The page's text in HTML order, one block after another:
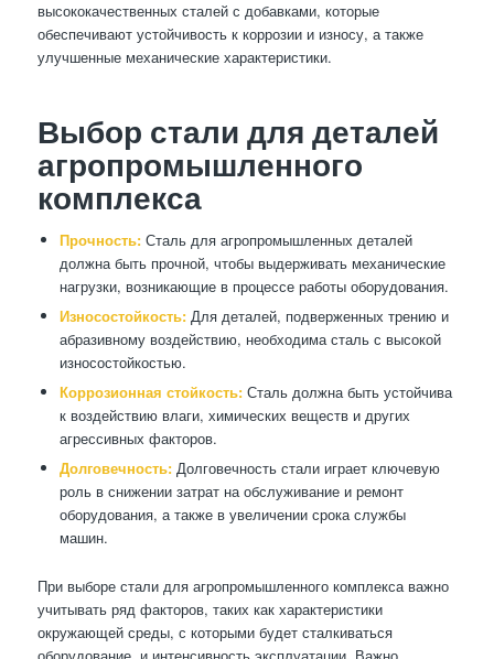
высококачественных сталей с добавками, которые
обеспечивают устойчивость к коррозии и износу, а также
улучшенные механические характеристики.
Выбор стали для деталей
агропромышленного
комплекса
Прочность:Сталь для агропромышленных деталей
должна быть прочной, чтобы выдерживать механические
нагрузки, возникающие в процессе работы оборудования.
Износостойкость:Для деталей, подверженных трению и
абразивному воздействию, необходима сталь с высокой
износостойкостью.
Коррозионная стойкость:Сталь должна быть устойчива
к воздействию влаги, химических веществ и других
агрессивных факторов.
Долговечность:Долговечность стали играет ключевую
роль в снижении затрат на обслуживание и ремонт
оборудования, а также в увеличении срока службы
машин.
При выборе стали для агропромышленного комплекса важно
учитывать ряд факторов, таких как характеристики
окружающей среды, с которыми будет сталкиваться